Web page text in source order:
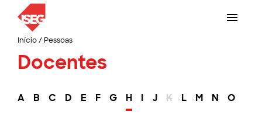
Início/ Pessoas
Docentes
A B C D E F G H I J K L M N O